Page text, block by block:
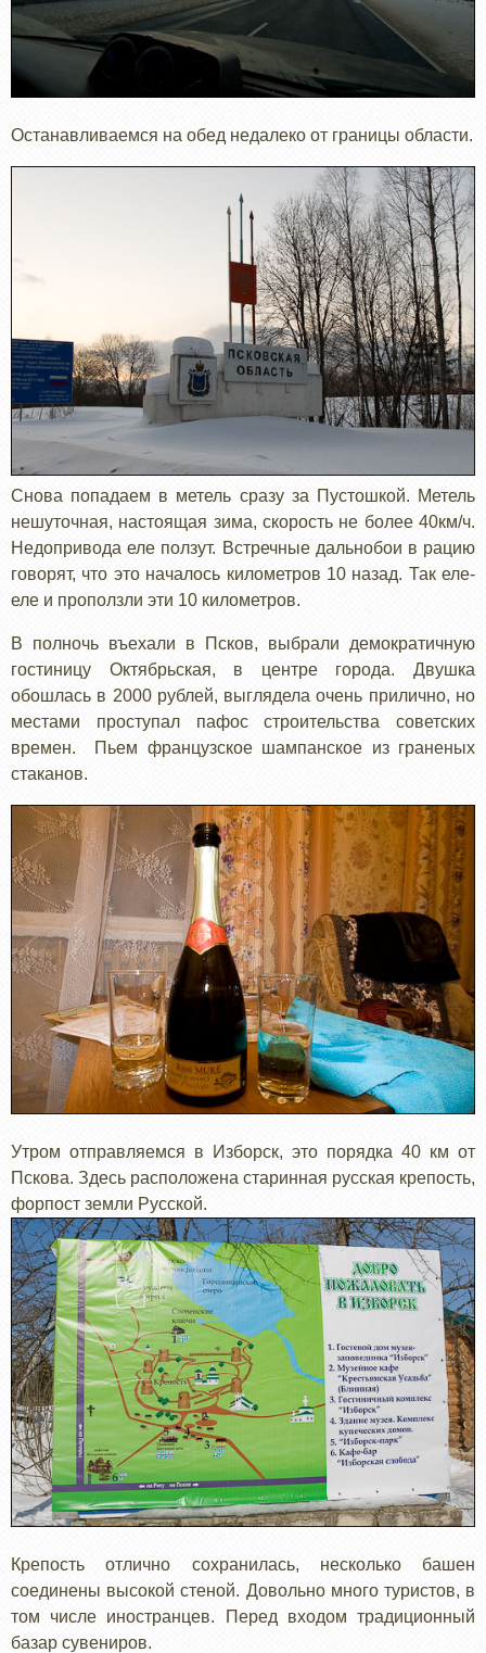
Останавливаемся на обед недалеко от границы области.
Снова попадаем в метель сразу за Пустошкой. Метель
нешуточная, настоящая зима, скорость не более 40км/ч.
Недопривода еле ползут. Встречные дальнобои в рацию
говорят, что это началось километров 10 назад. Так еле-
еле и проползли эти 10 километров.
В полночь въехали в Псков, выбрали демократичную
гостиницу Октябрьская, в центре города. Двушка
обошлась в 2000 рублей, выглядела очень прилично, но
местами проступал пафос строительства советских
времен. Пьем французское шампанское из граненых
стаканов.
Утром отправляемся в Изборск, это порядка 40 км от
Пскова. Здесь расположена старинная русская крепость,
форпост земли Русской.
Крепость отлично сохранилась, несколько башен
соединены высокой стеной. Довольно много туристов, в
том числе иностранцев. Перед входом традиционный
базар сувениров.